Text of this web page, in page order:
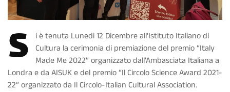
S
i è tenuta Lunedi 12 Dicembre all'Istituto Italiano di
Cultura la cerimonia di premiazione del premio “Italy
Made Me 2022” organizzato dall’Ambasciata Italiana a
Londra e da AISUK e del premio “Il Circolo Science Award 2021-
22” organizzato da Il Circolo-Italian Cultural Association.